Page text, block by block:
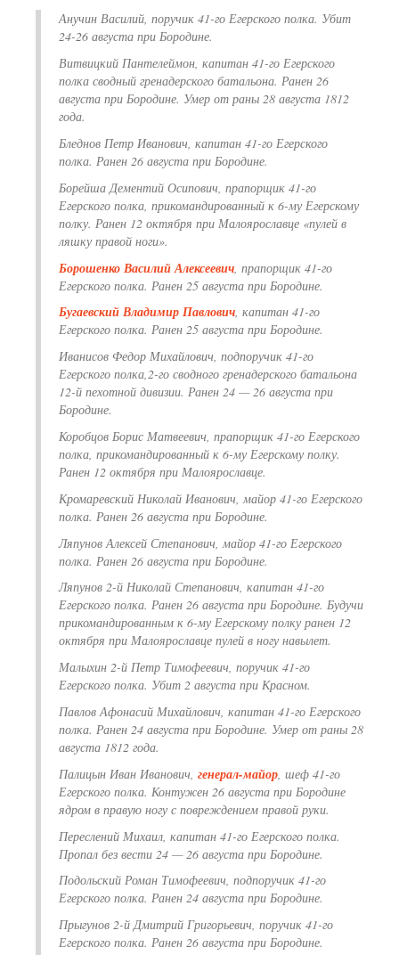
Анучин Василий, поручик 41-го Егерского полка. Убит
24-26 августа при Бородине.
Витвицкий Пантелеймон, капитан 41-го Егерского
полка сводный гренадерского батальона. Ранен 26
августа при Бородине. Умер от раны 28 августа 1812
года.
Бледнов Петр Иванович, капитан 41-го Егерского
полка. Ранен 26 августа при Бородине.
Борейша Дементий Осипович, прапорщик 41-го
Егерского полка, прикомандированный к 6-му Егерскому
полку. Ранен 12 октября при Малоярославце «пулей в
ляшку правой ноги».
Борошенко Василий Алексеевич , прапорщик 41-го
Егерского полка. Ранен 25 августа при Бородине.
Бугаевский Владимир Павлович, капитан 41-го
Егерского полка. Ранен 25 августа при Бородине.
Иванисов Федор Михайлович, подпоручик 41-го
Егерского полка,2-го сводного гренадерского батальона
12-й пехотной дивизии. Ранен 24 — 26 августа при
Бородине.
Коробцов Борис Матвеевич, прапорщик 41-го Егерского
полка, прикомандированный к 6-му Егерскому полку.
Ранен 12 октября при Малоярославце.
Кромаревский Николай Иванович, майор 41-го Егерского
полка. Ранен 26 августа при Бородине.
Ляпунов Алексей Степанович, майор 41-го Егерского
полка. Ранен 26 августа при Бородине.
Ляпунов 2-й Николай Степанович, капитан 41-го
Егерского полка. Ранен 26 августа при Бородине. Будучи
прикомандированным к 6-му Егерскому полку ранен 12
октября при Малоярославце пулей в ногу навылет.
Малыхин 2-й Петр Тимофеевич, поручик 41-го
Егерского полка. Убит 2 августа при Красном.
Павлов Афонасий Михайлович, капитан 41-го Егерского
полка. Ранен 24 августа при Бородине. Умер от раны 28
августа 1812 года.
Палицын Иван Иванович, генерал-майор, шеф 41-го
Егерского полка. Контужен 26 августа при Бородине
ядром в правую ногу с повреждением правой руки.
Переслений Михаил, капитан 41-го Егерского полка.
Пропал без вести 24 — 26 августа при Бородине.
Подольский Роман Тимофеевич, подпоручик 41-го
Егерского полка. Ранен 24 августа при Бородине.
Прыгунов 2-й Дмитрий Григорьевич, поручик 41-го
Егерского полка. Ранен 26 августа при Бородине.